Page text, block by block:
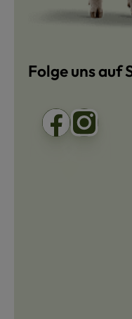
Folge uns auf